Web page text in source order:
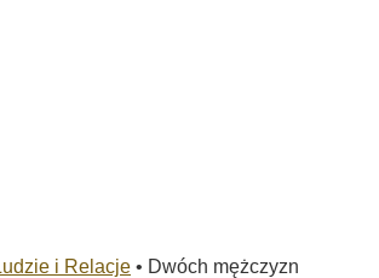
i Relacje • Dwóch mężczyzn